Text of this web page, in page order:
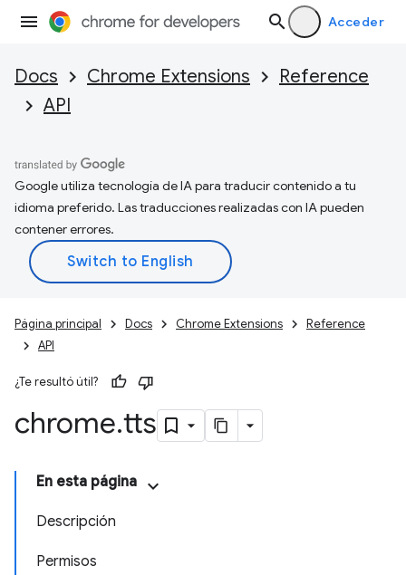
Acceder
Docs Chrome Extensions
Reference
API
Google utiliza tecnología de IA para traducir contenido a tu
idioma preferido. Las traducciones realizadas con IA pueden
contener errores.
Página principal Docs Chrome Extensions
Reference
API
¿Te resultó útil?
chrome.tts
En esta página
Descripción
Permisos